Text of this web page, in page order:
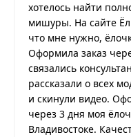
хотелось найти
мишуры. На сайте
что мне нужно,
Оформила заказ
связались
рассказали о всех
и скинули видео.
через 3 дня моя
Владивостоке.